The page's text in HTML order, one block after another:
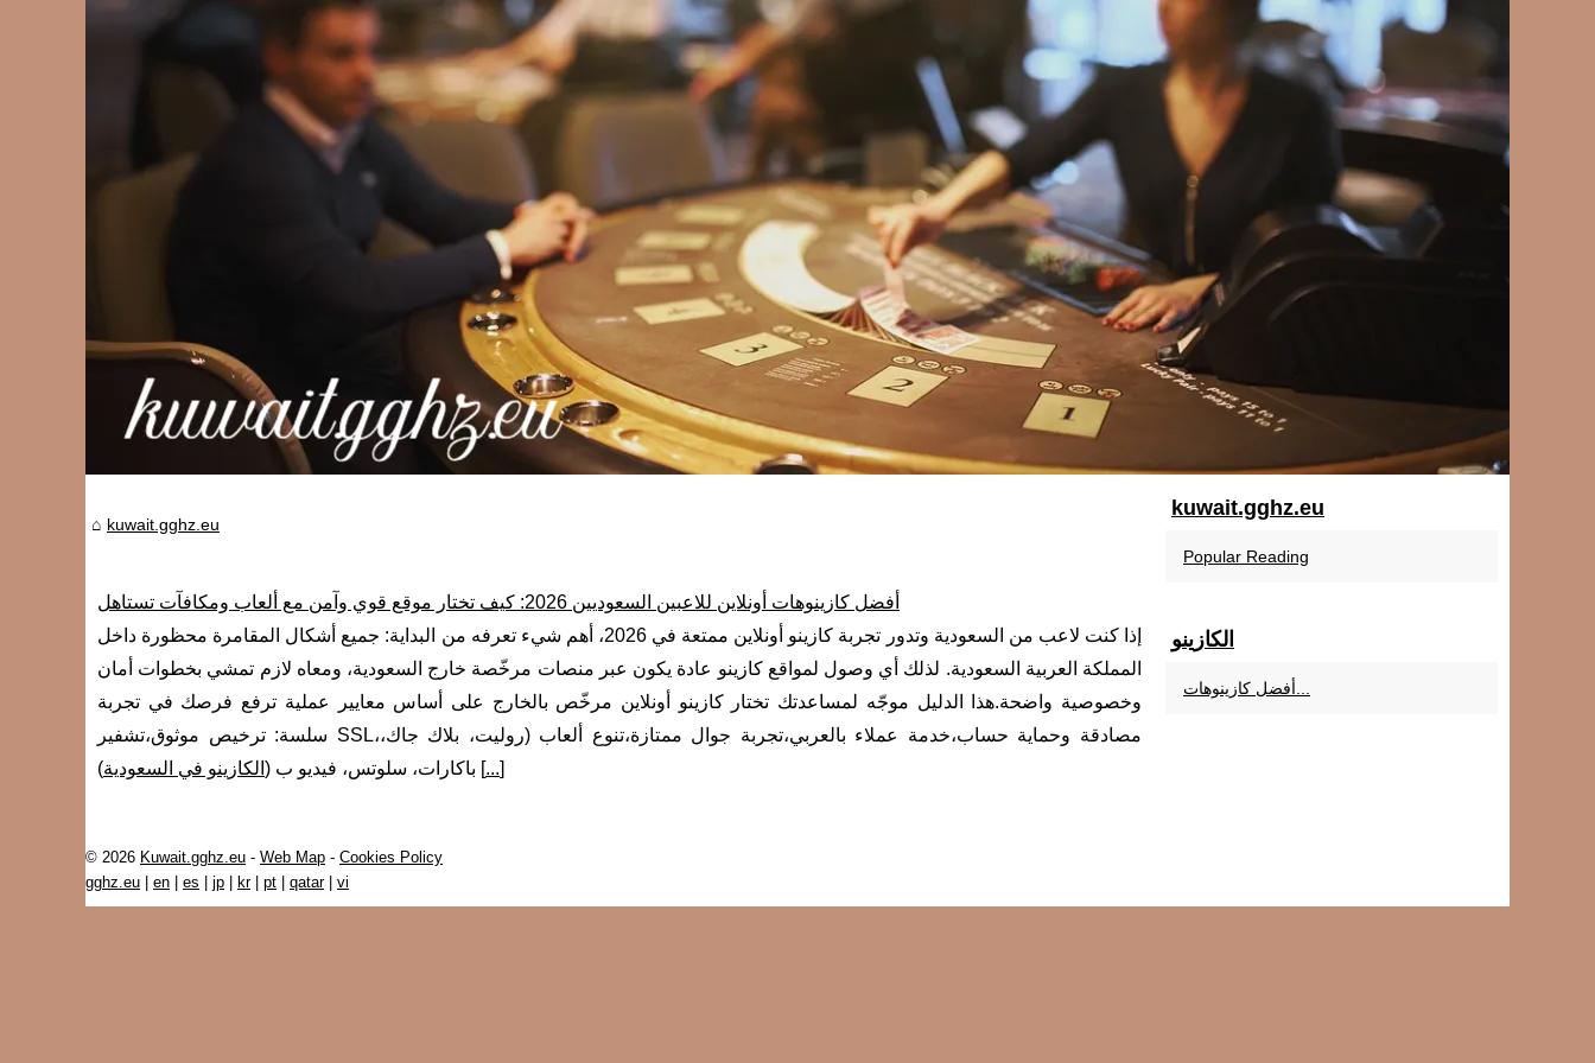
kuwait.gghz.eu
أفضل كازينوهات أونلاين للاعبين السعوديين 2026: كيف تختار موقع قوي وآمن مع ألعاب ومكافآت تستاهل
إذا كنت لاعب من السعودية وتدور تجربة كازينو أونلاين ممتعة في 2026، أهم شيء تعرفه من البداية: جميع أشكال المقامرة محظورة داخل
المملكة العربية السعودية. لذلك أي وصول لمواقع كازينو عادة يكون عبر منصات مرخّصة خارج السعودية، ومعاه لازم تمشي بخطوات أمان
وخصوصية واضحة.هذا الدليل موجّه لمساعدتك تختار كازينو أونلاين مرخّص بالخارج على أساس معايير عملية ترفع فرصك في تجربة
سلسة: ترخيص موثوق،تشفير SSL،مصادقة وحماية حساب،خدمة عملاء بالعربي،تجربة جوال ممتازة،تنوع ألعاب (روليت، بلاك جاك،
باكارات، سلوتس، فيديو ب ( الكازينو في السعودية ) [...]
kuwait.gghz.eu
Popular Reading
الكازينو
© 2026 Kuwait.gghz.eu - Web Map - Cookies Policy
gghz.eu
en es jp kr| pt qatar| vi